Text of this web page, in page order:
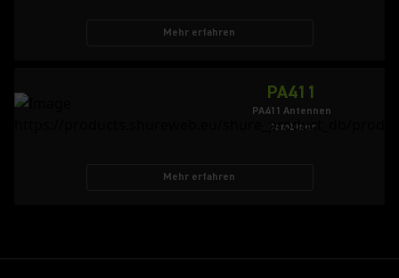
Mehr erfahren
PA411
PA411 Antennen
Combiner
Mehr erfahren